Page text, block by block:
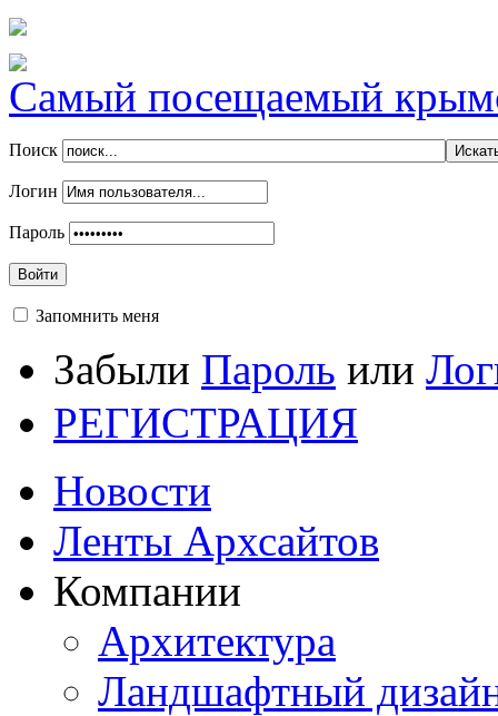
Самый посещаемый
Поиск
Логин
Пароль
Войти
Запомнить меня
Забыли Пароль или
РЕГИСТРАЦИЯ
Новости
Ленты Архсайтов
Компании
Архитектура
Ландшафтный